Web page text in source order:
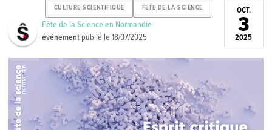
CULTURE-SCIENTIFIQUE FETE-DE-LA-SCIENCE
Fête de la Science en Normandie
événement publié le18/07/2025
OCT.
3
2025